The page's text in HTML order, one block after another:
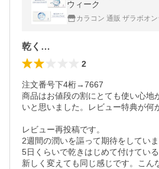
ウィーク
カラコン 通販 ザラボオ
乾く…
2
注文番号下4桁→7667
商品はお値段の割にとても使い心地
いと思いました。レビュー特典が何
レビュー再投稿です。
2週間の潤いを謳って期待をしてい
5日くらいで乾きはじめて付けてい
新しく変えても同じ感じです。こん